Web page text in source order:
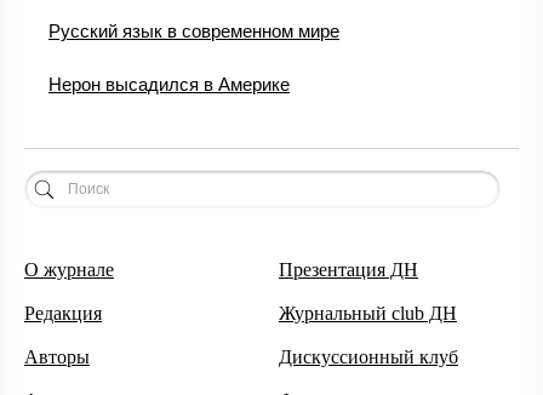
Русский язык в современном мире
Нерон высадился в Америке
О журнале
Редакция
Авторы
Презентация ДН
Журнальный club ДН
Дискуссионный клуб